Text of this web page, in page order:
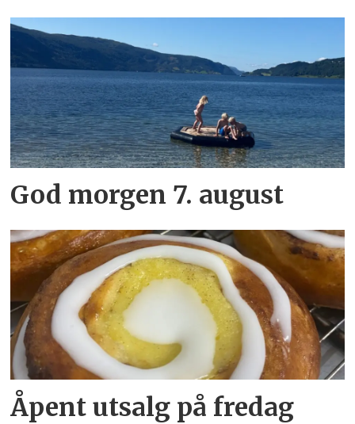
God morgen 7. august
Åpent utsalg på fredag